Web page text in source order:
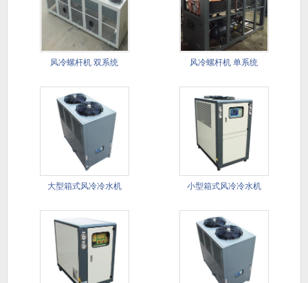
风冷螺杆机 双系统 风冷螺杆机 单系统
大型箱式风冷冷水机​ 小型箱式风冷冷水机